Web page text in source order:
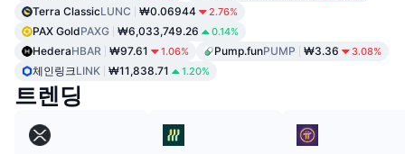
Terra ClassicLUNC ₩0.06944 2.76%
PAX GoldPAXG ₩6,033,749.26 0.14%
HederaHBAR ₩97.61 1.06% Pump.funPUMP ₩3.36 3.08%
체인링크LINK ₩11,838.71 1.20%
트렌딩